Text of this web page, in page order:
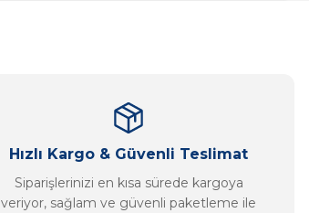
Hızlı Kargo & Güvenli Teslimat
Siparişlerinizi en kısa sürede kargoya
veriyor, sağlam ve güvenli paketleme ile